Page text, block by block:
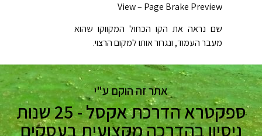
View – Page Brake Preview
שם נראה את הקו הכחול המקווקו שהוא
מעבר העמוד, ונגרור אותו למקום הרצוי.
אתר זה הוקם ע"י
ספקטרא הדרכת אקסל - 25 שנות
ניסיון בהדרכה מקצועית בעסקים